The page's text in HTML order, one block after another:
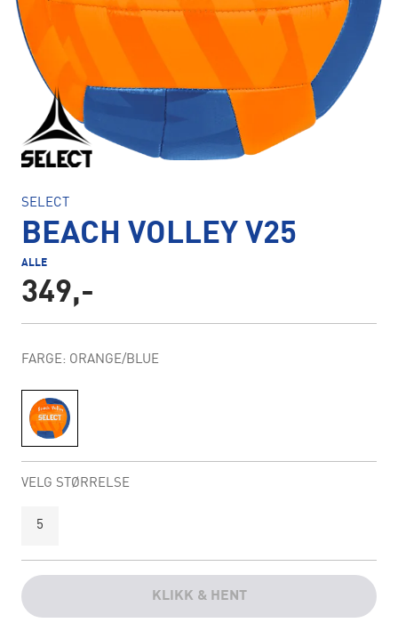
SELECT
BEACH VOLLEY V25
ALLE
349,-
FARGE: ORANGE/BLUE
VELG STØRRELSE
5
KLIKK & HENT